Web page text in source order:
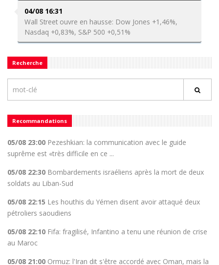
04/08 16:31
Wall Street ouvre en hausse: Dow Jones +1,46%,
Nasdaq +0,83%, S&P 500 +0,51%
Recherche
Recommandations
05/08 23:00 Pezeshkian: la communication avec le guide
suprême est «très difficile en ce ...
05/08 22:30 Bombardements israéliens après la mort de deux
soldats au Liban-Sud
05/08 22:15 Les houthis du Yémen disent avoir attaqué deux
pétroliers saoudiens
05/08 22:10 Fifa: fragilisé, Infantino a tenu une réunion de crise
au Maroc
05/08 21:00 Ormuz: l'Iran dit s'être accordé avec Oman, mais la